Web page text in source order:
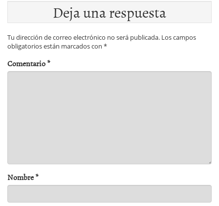
Deja una respuesta
Tu dirección de correo electrónico no será publicada. Los campos
obligatorios están marcados con *
Comentario*
Nombre*